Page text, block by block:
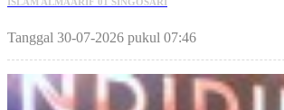
Tanggal 30-07-2026 pukul 07:46